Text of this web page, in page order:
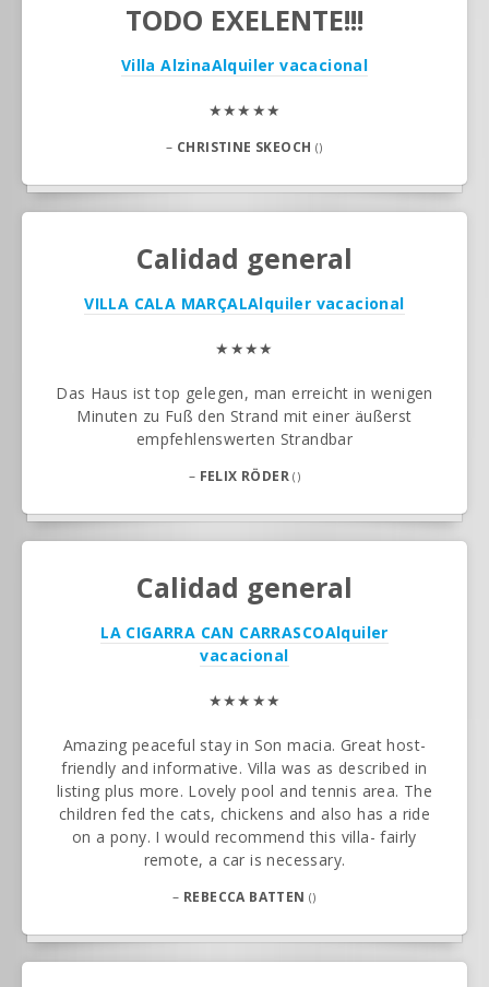
TODO EXELENTE!!!
Villa AlzinaAlquiler vacacional
★★★★★
– CHRISTINE SKEOCH ()
Calidad general
VILLA CALA MARÇALAlquiler vacacional
★★★★
Das Haus ist top gelegen, man erreicht in wenigen
Minuten zu Fuß den Strand mit einer äußerst
empfehlenswerten Strandbar
– FELIX RÖDER ()
Calidad general
LA CIGARRA CAN CARRASCOAlquiler
vacacional
★★★★★
Amazing peaceful stay in Son macia. Great host-
friendly and informative. Villa was as described in
listing plus more. Lovely pool and tennis area. The
children fed the cats, chickens and also has a ride
on a pony. I would recommend this villa- fairly
remote, a car is necessary.
– REBECCA BATTEN ()